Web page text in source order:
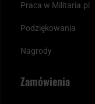
Praca w Militaria.pl
Podziękowania
Nagrody
Zamówienia